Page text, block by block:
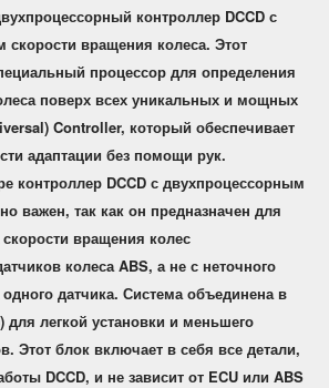
контроллер DCCD с
скорости вращения колеса. Этот
процессор для определения
поверх всех уникальных и мощных
Controller, который обеспечивает
адаптации без помощи рук.
контроллер DCCD с двухпроцессорным
важен, так как он предназначен для
вращения колес
колеса ABS, а не с неточного
датчика. Система объединена в
для легкой установки и меньшего
Этот блок включает в себя все детали,
DCCD, и не зависит от ECU или ABS